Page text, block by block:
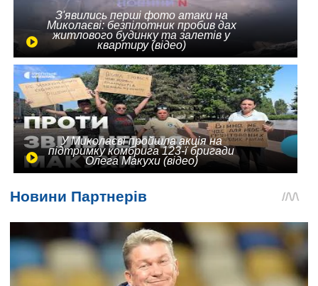
З'явились перші фото атаки на
Миколаєві: безпілотник пробив дах
житлового будинку та залетів у
квартиру (відео)
У Миколаєві пройшла акція на
підтримку комбрига 123-ї бригади
Олега Макухи (відео)